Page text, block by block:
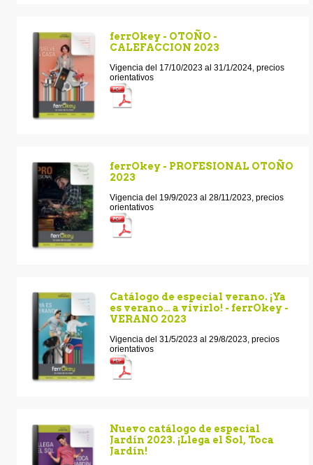
ferrOkey - OTOÑO -
CALEFACCION 2023
Vigencia del 17/10/2023 al 31/1/2024, precios
orientativos
ferrOkey - PROFESIONAL OTOÑO
2023
Vigencia del 19/9/2023 al 28/11/2023, precios
orientativos
Catálogo de especial verano. ¡Ya
es verano… a vivirlo! - ferrOkey -
VERANO 2023
Vigencia del 31/5/2023 al 29/8/2023, precios
orientativos
Nuevo catálogo de especial
Jardín 2023. ¡Llega el Sol, Toca
Jardín!